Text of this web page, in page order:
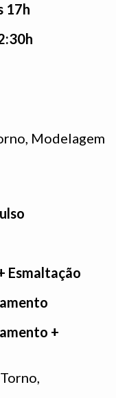
17h
Modelagem
Esmaltação
+